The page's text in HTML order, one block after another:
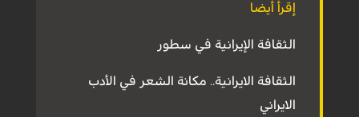
إقرأ أيضا
الثقافة الإيرانية في سطور
الثقافة الايرانية.. مكانة الشعر في الأدب
الايراني